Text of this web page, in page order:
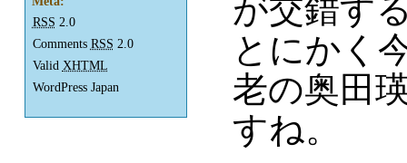
が交錯す
とにかく
老の奥田
すね。
RSS 2.0
Comments RSS 2.0
Valid XHTML
WordPress Japan